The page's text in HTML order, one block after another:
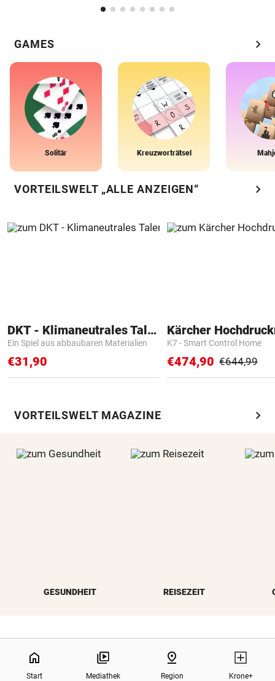
GAMES chevron_right
Solitär Kreuzworträtsel
VORTEILSWELT „ALLE ANZEIGEN“ chevron_right
DKT - Klimaneutrales Talent
Ein Spiel aus abbaubaren Materialien
€31,90
Kärcher
K7 - Smart Control Home
€474,90 €644,99
VORTEILSWELT MAGAZINE chevron_right
GESUNDHEIT REISEZEIT
north Zurück nach oben
home
Start Mediathek
pin_drop
Region Krone+
NaN%